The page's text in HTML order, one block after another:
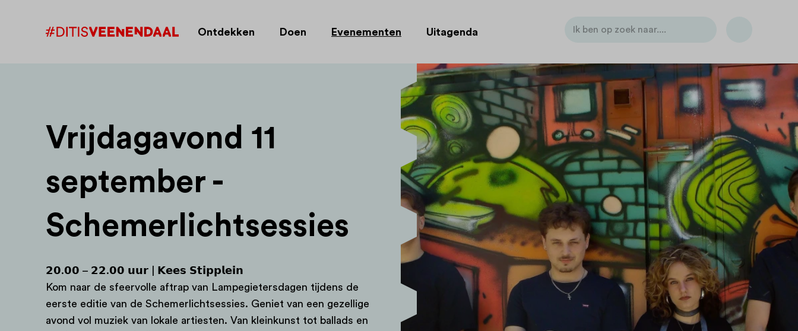
Ontdekken Doen Evenementen Uitagenda
Vrijdagavond 11
september -
Schemerlichtsessies
𝟮𝟬.𝟬𝟬 – 𝟮𝟮.𝟬𝟬 𝘂𝘂𝗿 | 𝗞𝗲𝗲𝘀 𝗦𝘁𝗶𝗽𝗽𝗹𝗲𝗶𝗻
Kom naar de sfeervolle aftrap van Lampegietersdagen tijdens de
eerste editie van de Schemerlichtsessies. Geniet van een gezellige
avond vol muziek van lokale artiesten. Van kleinkunst tot ballads en